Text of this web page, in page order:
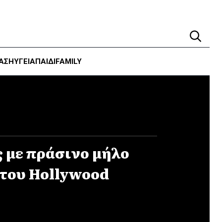
ΥΓΕΊΑΠΑΙΔΙFAMILY
πράσινο μήλο
Hollywood